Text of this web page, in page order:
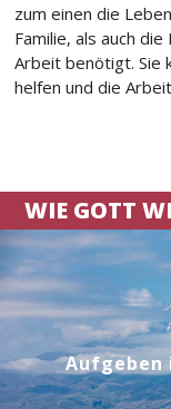
zum einen die
Familie, als auch
Arbeit benötigt. Sie
helfen und die
WIE GOTT
Aufgeben